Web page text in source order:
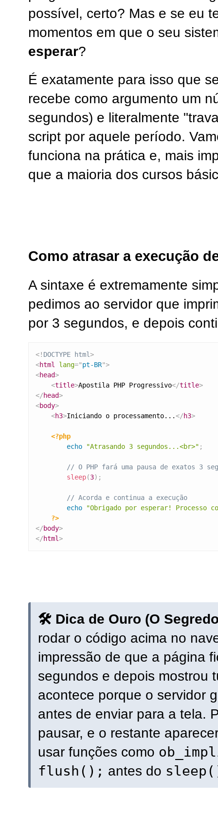
possível, certo? Mas e se eu
momentos em que o seu
esperar?
É exatamente para isso que
recebe como argumento um
segundos) e literalmente
script por aquele período.
funciona na prática e, mais
que a maioria dos cursos
Como atrasar a execução
A sintaxe é extremamente
pedimos ao servidor que
por 3 segundos, e depois
<! DOCTYPE html>
<html lang="pt-BR">
<head>
<title>Apostila PHP Progressivo</title>
</head>
<body>
<h3>Iniciando o processamento...</h3>
<?php
echo
"Atrasando 3 segundos...<br>" ;
// O PHP fará uma pausa de exatos 3
sleep(3) ;
// Acorda e continua a execução
echo
"Obrigado por esperar! Processo
?>
</body>
</html>
🛠️ Dica de Ouro (O
rodar o código acima no
impressão de que a página
segundos e depois mostrou
acontece porque o servidor
antes de enviar para a tela.
pausar, e o restante
usar funções como
flush(); antes do